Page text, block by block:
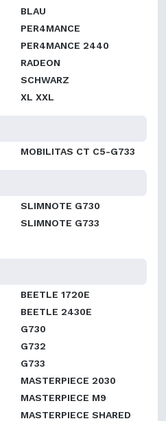
BLAU
PER4MANCE
PER4MANCE 2440
RADEON
SCHWARZ
XL XXL
MOBILITAS CT C5-G733
SLIMNOTE G730
SLIMNOTE G733
BEETLE 1720E
BEETLE 2430E
G730
G732
G733
MASTERPIECE 2030
MASTERPIECE M9
MASTERPIECE SHARED